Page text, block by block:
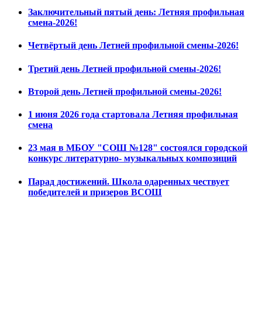
Заключительный пятый день: Летняя профильная
смена-2026!
Четвёртый день Летней профильной смены-2026!
Третий день Летней профильной смены-2026!
Второй день Летней профильной смены-2026!
1 июня 2026 года стартовала Летняя профильная
смена
23 мая в МБОУ "СОШ №128" состоялся городской
конкурс литературно- музыкальных композиций
Парад достижений. Школа одаренных чествует
победителей и призеров ВСОШ